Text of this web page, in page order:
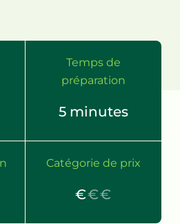
Temps de
préparation
5 minutes
Catégorie de prix
€€€